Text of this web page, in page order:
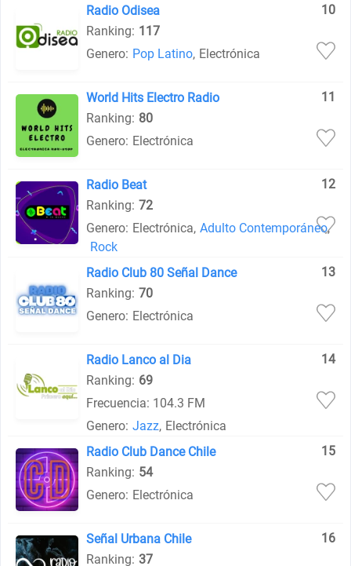
Radio Odisea
10
Ranking: 117
Genero: Pop Latino, Electrónica
World Hits Electro Radio
11
Ranking: 80
Genero: Electrónica
Radio Beat
12
Ranking: 72
Genero: Electrónica, Adulto Contemporáneo,
Rock
Radio Club 80 Señal Dance
13
Ranking: 70
Genero: Electrónica
Radio Lanco al Dia
14
Ranking: 69
Frecuencia: 104.3 FM
Genero: Jazz, Electrónica
Radio Club Dance Chile
15
Ranking: 54
Genero: Electrónica
Señal Urbana Chile
16
Ranking: 37